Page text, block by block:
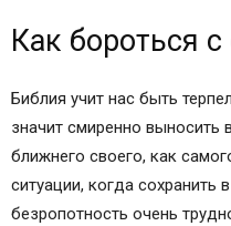
Как бороться
Библия учит нас быть
значит смиренно выносить
ближнего своего, как
ситуации, когда сохранить
безропотность очень